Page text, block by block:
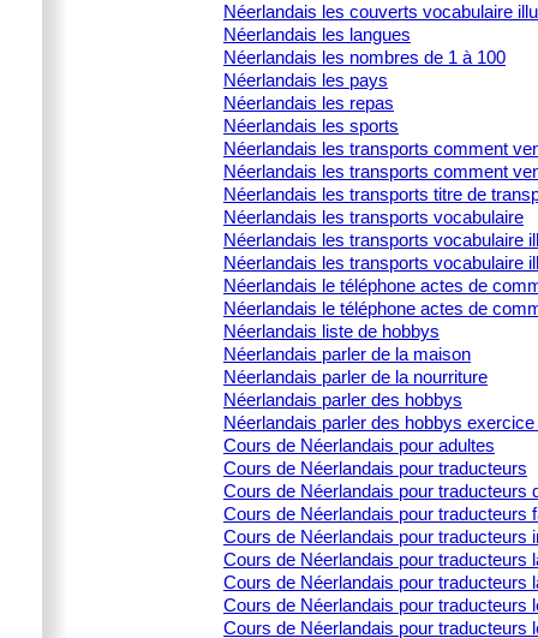
Néerlandais les couverts vocabulaire
Néerlandais les langues
Néerlandais les nombres de 1 à 100
Néerlandais les pays
Néerlandais les repas
Néerlandais les sports
Néerlandais les transports comment
Néerlandais les transports comment
Néerlandais les transports titre de
Néerlandais les transports vocabulaire
Néerlandais les transports vocabulaire
Néerlandais les transports vocabulaire
Néerlandais le téléphone actes de
Néerlandais le téléphone actes de
Néerlandais liste de hobbys
Néerlandais parler de la maison
Néerlandais parler de la nourriture
Néerlandais parler des hobbys
Néerlandais parler des hobbys
Cours de Néerlandais pour adultes
Cours de Néerlandais pour traducteurs
Cours de Néerlandais pour traducteurs
Cours de Néerlandais pour traducteurs
Cours de Néerlandais pour traducteurs
Cours de Néerlandais pour traducteurs
Cours de Néerlandais pour traducteurs
Cours de Néerlandais pour traducteurs
Cours de Néerlandais pour traducteurs